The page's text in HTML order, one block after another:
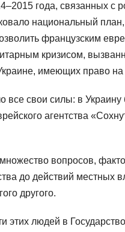
года, связанных с
национальный
французским
кризисом,
имеющих право
все свои силы: в
агентства
вопросов,
до действий
другого.
этих людей в